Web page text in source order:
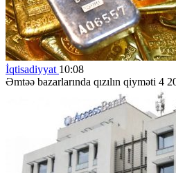
İqtisadiyyat 10:08
Əmtəə bazarlarında qızılın qiyməti 4